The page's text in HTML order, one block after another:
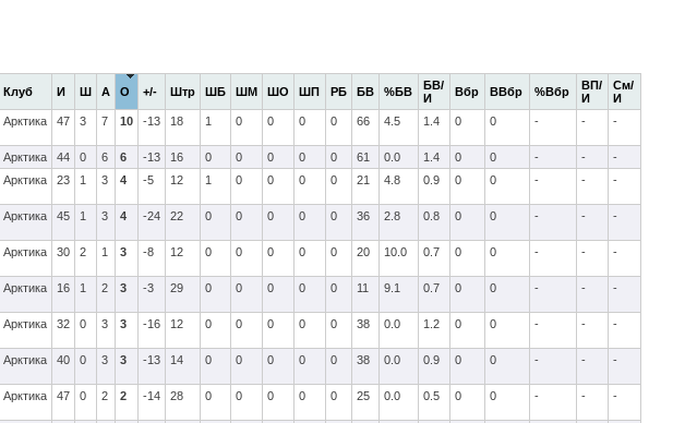
Клуб И Ш А О +/- Штр ШБ ШМ ШО ШП РБ БВ %БВ
БВ/
И
Вбр ВВбр %Вбр
ВП/
И
См/
И
Арктика 47 3 7 10 -13 18 1 0 0 0 0 66 4.5 1.4 0 0 - - -
Арктика 44 0 6 6 -13 16 0 0 0 0 0 61 0.0 1.4 0 0 - -
-
Арктика 23 1 3 4 -5 12 1 0 0 0 0 21 4.8 0.9 0 0 - - -
Арктика 45 1 3 4 -24 22 0 0 0 0 0 36 2.8 0.8 0 0 - - -
Арктика 30 2 1 3 -8 12 0 0 0 0 0 20 10.0 0.7 0 0 - - -
Арктика 16 1 2 3 -3 29 0 0 0 0 0 11 9.1 0.7 0 0 - - -
Арктика 32 0 3 3 -16 12 0 0 0 0 0 38 0.0 1.2 0 0 - - -
Арктика 40 0 3 3 -13 14 0 0 0 0 0 38 0.0 0.9 0 0 - - -
Арктика 47 0 2 2 -14 28 0 0 0 0 0 25 0.0 0.5 0 0 - - -